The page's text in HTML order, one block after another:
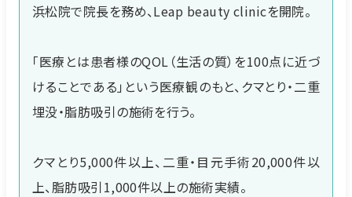
浜松院で院長を務め、Leap beauty clinicを開院。
「医療とは患者様のQOL（生活の質）を100点に近づ
けることである」という医療観のもと、クマとり・二重
埋没・脂肪吸引の施術を行う。
クマとり5,000件以上、二重・目元手術20,000件以
上、脂肪吸引1,000件以上の施術実績。